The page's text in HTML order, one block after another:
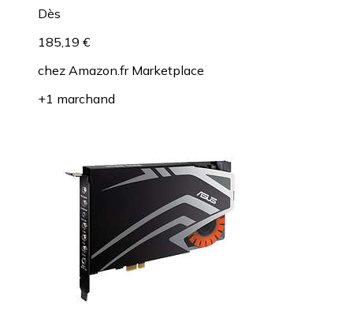
Dès
185,19 €
chez Amazon.fr Marketplace
+1 marchand